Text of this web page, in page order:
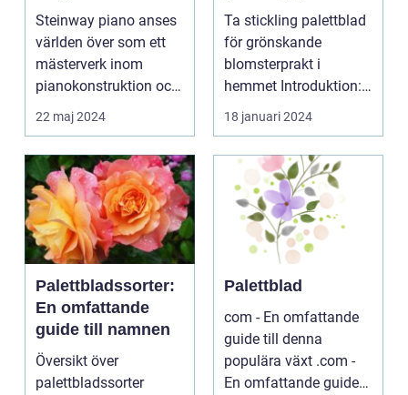
prestation
Steinway piano anses
världen över som ett
mästerverk inom
pianokonstruktion och
musik...
22 maj 2024
blomsterentusiast
er
Ta stickling palettblad
för grönskande
blomsterprakt i
hemmet Introduktion:
...
18 januari 2024
Palettbladssorter:
En omfattande
guide till namnen
Översikt över
palettbladssorter
Palettblad
com - En omfattande
guide till denna
populära växt .com -
En omfattande guide